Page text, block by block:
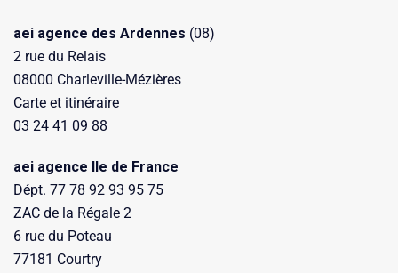
aei agence des Ardennes (08)
2 rue du Relais
08000 Charleville-Mézières
Carte et itinéraire
03 24 41 09 88
aei agence Ile de France
Dépt. 77 78 92 93 95 75
ZAC de la Régale 2
6 rue du Poteau
77181 Courtry